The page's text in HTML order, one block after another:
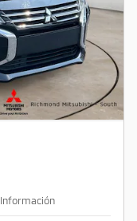
Información